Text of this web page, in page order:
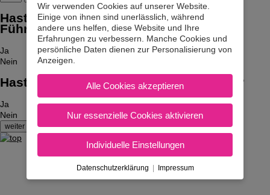
Hast du bereits den Motorrad-
Führerschein? (Kein Moped!)
Ja
Nein
Hast du bereits den Auto-Führerschein?
Ja
Nein
Wir verwenden Cookies auf unserer Website.
Einige von ihnen sind unerlässlich, während
andere uns helfen, diese Website und Ihre
Erfahrungen zu verbessern. Manche Cookies und
persönliche Daten dienen zur Personalisierung von
Anzeigen.
Alle Cookies akzeptieren
Nur essenzielle Cookies aktivieren
Individuelle Einstellungen
Datenschutzerklärung | Impressum